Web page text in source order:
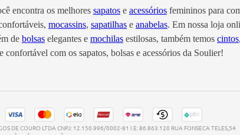
encontra os melhores sapatos e acessórios femininos para
mocassins, sapatilhas e anabelas. Em nossa loja
de bolsas elegantes e mochilas estilosas, também temos cintos,
com os sapatos, bolsas e acessórios da Soulier!
DE COURO LTDA CNPJ: 12.150.996/0002-81 I.E: 86.863.120 RUA FONSECA TELES,54